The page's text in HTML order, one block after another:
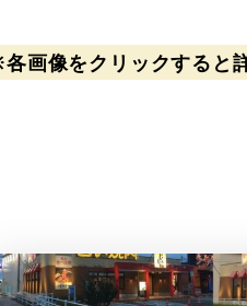
画像をクリックすると